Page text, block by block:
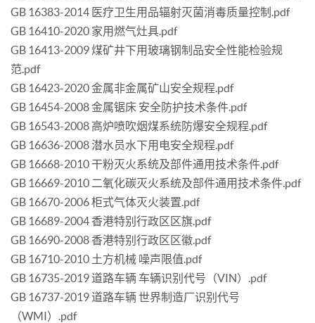
GB 16383-2014 医疗卫生用品辐射灭菌消毒质量控制.pdf
GB 16410-2020 家用燃气灶具.pdf
GB 16413-2009 煤矿井下用玻璃钢制品安全性能检验规
范.pdf
GB 16423-2020 金属非金属矿山安全规程.pdf
GB 16454-2008 金属锯床 安全防护技术条件.pdf
GB 16543-2008 高炉喷吹烟煤系统防爆安全规程.pdf
GB 16636-2008 潜水员水下用电安全规程.pdf
GB 16668-2010 干粉灭火系统及部件通用技术条件.pdf
GB 16669-2010 二氧化碳灭火系统及部件通用技术条件.pdf
GB 16670-2006 柜式气体灭火装置.pdf
GB 16689-2004 香港特别行政区区旗.pdf
GB 16690-2008 香港特别行政区区徽.pdf
GB 16710-2010 土方机械 噪声限值.pdf
GB 16735-2019 道路车辆 车辆识别代号（VIN）.pdf
GB 16737-2019 道路车辆 世界制造厂识别代号
（WMI）.pdf